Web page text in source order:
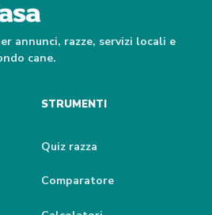
annunci, razze, servizi locali e
cane.
STRUMENTI
Quiz razza
Comparatore